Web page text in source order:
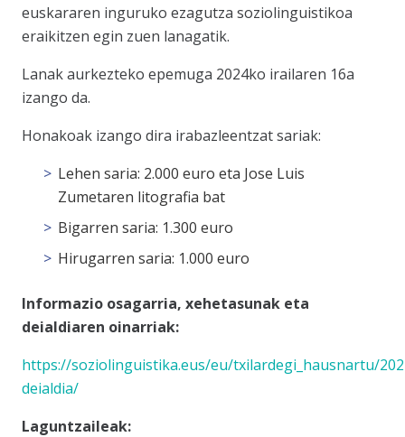
euskararen inguruko ezagutza soziolinguistikoa
eraikitzen egin zuen lanagatik.
Lanak aurkezteko epemuga 2024ko irailaren 16a
izango da.
Honakoak izango dira irabazleentzat sariak:
Lehen saria: 2.000 euro eta Jose Luis
Zumetaren litografia bat
Bigarren saria: 1.300 euro
Hirugarren saria: 1.000 euro
Informazio osagarria, xehetasunak eta
deialdiaren oinarriak:
https://soziolinguistika.eus/eu/txilardegi_hausnartu/
deialdia/
Laguntzaileak: